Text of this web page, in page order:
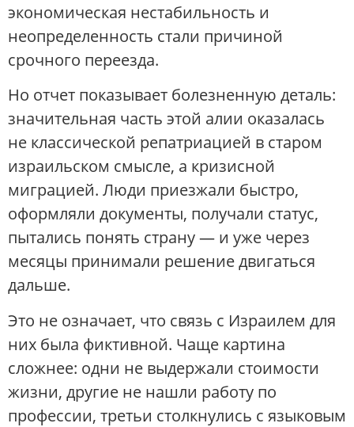
экономическая нестабильность и
неопределенность стали причиной
срочного переезда.
Но отчет показывает болезненную деталь:
значительная часть этой алии оказалась
не классической репатриацией в старом
израильском смысле, а кризисной
миграцией. Люди приезжали быстро,
оформляли документы, получали статус,
пытались понять страну — и уже через
месяцы принимали решение двигаться
дальше.
Это не означает, что связь с Израилем для
них была фиктивной. Чаще картина
сложнее: одни не выдержали стоимости
жизни, другие не нашли работу по
профессии, третьи столкнулись с языковым